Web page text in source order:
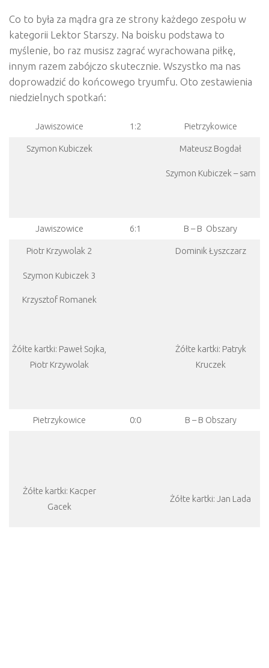
Co to była za mądra gra ze strony każdego zespołu w
kategorii Lektor Starszy. Na boisku podstawa to
myślenie, bo raz musisz zagrać wyrachowana piłkę,
innym razem zabójczo skutecznie. Wszystko ma nas
doprowadzić do końcowego tryumfu. Oto zestawienia
niedzielnych spotkań:
Jawiszowice 1:2 Pietrzykowice
Szymon Kubiczek Mateusz Bogdał
Szymon Kubiczek – sam
Jawiszowice 6:1 B – B Obszary
Piotr Krzywolak 2
Szymon Kubiczek 3
Krzysztof Romanek
Żółte kartki: Paweł Sojka,
Piotr Krzywolak
Dominik Łyszczarz
Żółte kartki: Patryk
Kruczek
Pietrzykowice 0:0 B – B Obszary
Żółte kartki: Kacper
Gacek
Żółte kartki: Jan Lada